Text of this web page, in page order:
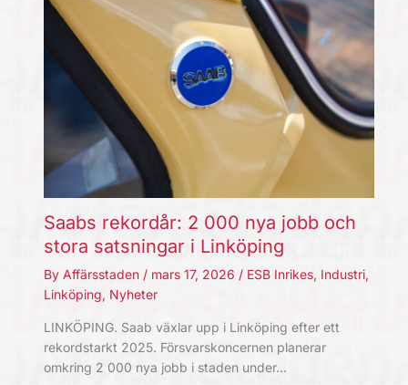
Saabs rekordår: 2 000 nya jobb och
stora satsningar i Linköping
By Affärsstaden / mars 17, 2026 / ESB Inrikes, Industri,
Linköping, Nyheter
LINKÖPING. Saab växlar upp i Linköping efter ett
rekordstarkt 2025. Försvarskoncernen planerar
omkring 2 000 nya jobb i staden under…